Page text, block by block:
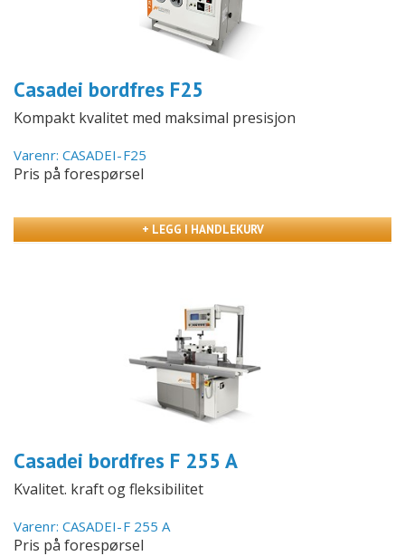
Casadei bordfres F25
Kompakt kvalitet med maksimal presisjon
Varenr: CASADEI-F25
Pris på forespørsel
+ LEGG I HANDLEKURV
Casadei bordfres F 255 A
Kvalitet. kraft og fleksibilitet
Varenr: CASADEI-F 255 A
Pris på forespørsel